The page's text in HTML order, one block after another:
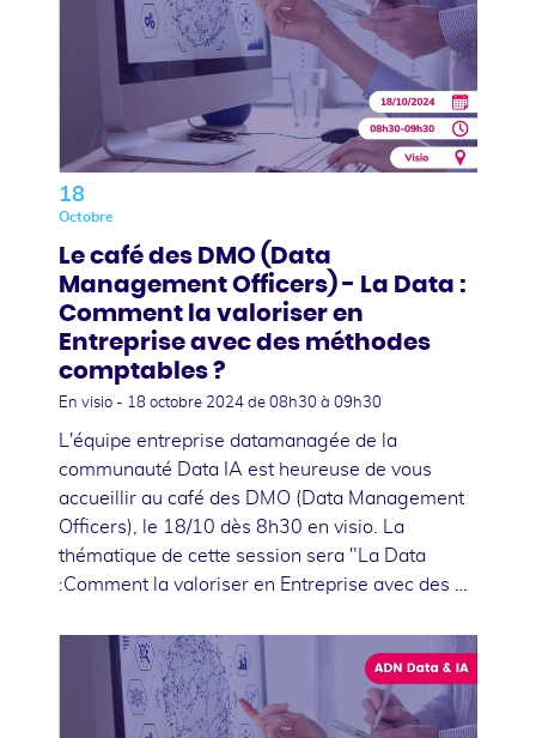
18
Octobre
Le café des DMO (Data
Management Officers) - La Data :
Comment la valoriser en
Entreprise avec des méthodes
comptables ?
En visio - 18 octobre 2024 de 08h30 à 09h30
L'équipe entreprise datamanagée de la
communauté Data IA est heureuse de vous
accueillir au café des DMO (Data Management
Officers), le 18/10 dès 8h30 en visio. La
thématique de cette session sera "La Data
:Comment la valoriser en Entreprise avec des …